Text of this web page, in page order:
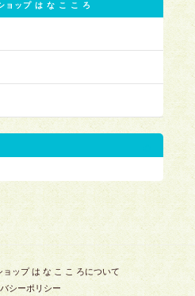
ョップ は な こ こ ろ
ップ は な こ こ ろについて
シーポリシー